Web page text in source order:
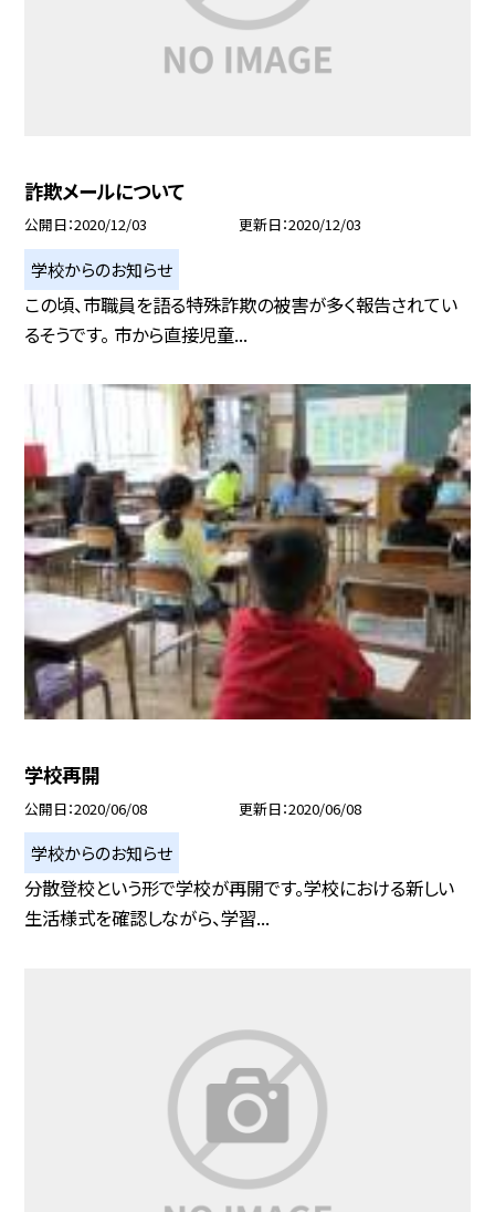
詐欺メールについて
公開日 2020/12/03 更新日 2020/12/03
学校からのお知らせ
この頃、市職員を語る特殊詐欺の被害が多く報告されてい
るそうです。 市から直接児童...
学校再開
公開日 2020/06/08 更新日 2020/06/08
学校からのお知らせ
分散登校という形で学校が再開です。学校における新しい
生活様式を確認しながら、学習...